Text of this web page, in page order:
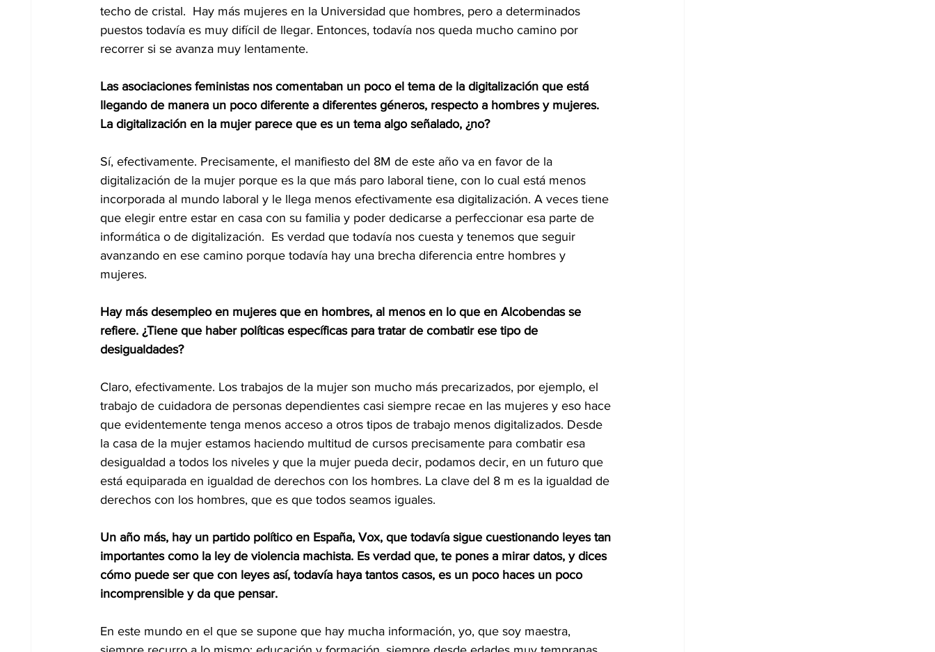
techo de cristal.  Hay más mujeres en la Universidad que hombres, pero a determinados
puestos todavía es muy difícil de llegar. Entonces, todavía nos queda mucho camino por
recorrer si se avanza muy lentamente.
Las asociaciones feministas nos comentaban un poco el tema de la digitalización que está
llegando de manera un poco diferente a diferentes géneros, respecto a hombres y mujeres.
La digitalización en la mujer parece que es un tema algo señalado, ¿no?
Sí, efectivamente. Precisamente, el manifiesto del 8M de este año va en favor de la
digitalización de la mujer porque es la que más paro laboral tiene, con lo cual está menos
incorporada al mundo laboral y le llega menos efectivamente esa digitalización. A veces tiene
que elegir entre estar en casa con su familia y poder dedicarse a perfeccionar esa parte de
informática o de digitalización.  Es verdad que todavía nos cuesta y tenemos que seguir
avanzando en ese camino porque todavía hay una brecha diferencia entre hombres y
mujeres.
Hay más desempleo en mujeres que en hombres, al menos en lo que en Alcobendas se
refiere. ¿Tiene que haber políticas específicas para tratar de combatir ese tipo de
desigualdades?
Claro, efectivamente. Los trabajos de la mujer son mucho más precarizados, por ejemplo, el
trabajo de cuidadora de personas dependientes casi siempre recae en las mujeres y eso hace
que evidentemente tenga menos acceso a otros tipos de trabajo menos digitalizados. Desde
la casa de la mujer estamos haciendo multitud de cursos precisamente para combatir esa
desigualdad a todos los niveles y que la mujer pueda decir, podamos decir, en un futuro que
está equiparada en igualdad de derechos con los hombres. La clave del 8 m es la igualdad de
derechos con los hombres, que es que todos seamos iguales.
Un año más, hay un partido político en España, Vox, que todavía sigue cuestionando leyes tan
importantes como la ley de violencia machista. Es verdad que, te pones a mirar datos, y dices
cómo puede ser que con leyes así, todavía haya tantos casos, es un poco haces un poco
incomprensible y da que pensar.
En este mundo en el que se supone que hay mucha información, yo, que soy maestra,